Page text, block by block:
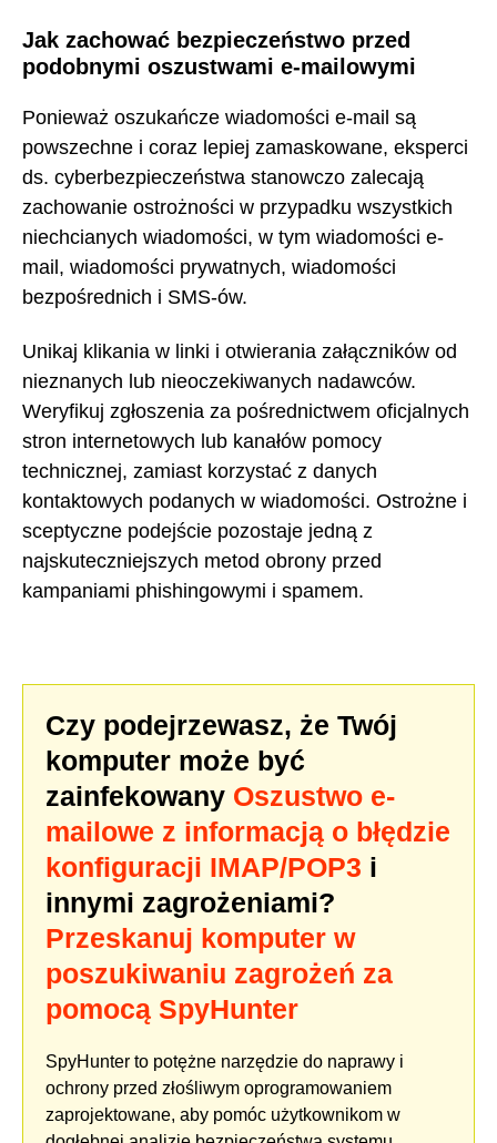
Jak zachować bezpieczeństwo przed
podobnymi oszustwami e-mailowymi
Ponieważ oszukańcze wiadomości e-mail są
powszechne i coraz lepiej zamaskowane, eksperci
ds. cyberbezpieczeństwa stanowczo zalecają
zachowanie ostrożności w przypadku wszystkich
niechcianych wiadomości, w tym wiadomości e-
mail, wiadomości prywatnych, wiadomości
bezpośrednich i SMS-ów.
Unikaj klikania w linki i otwierania załączników od
nieznanych lub nieoczekiwanych nadawców.
Weryfikuj zgłoszenia za pośrednictwem oficjalnych
stron internetowych lub kanałów pomocy
technicznej, zamiast korzystać z danych
kontaktowych podanych w wiadomości. Ostrożne i
sceptyczne podejście pozostaje jedną z
najskuteczniejszych metod obrony przed
kampaniami phishingowymi i spamem.
Czy podejrzewasz, że Twój
komputer może być
zainfekowany Oszustwo e-
mailowe z informacją o błędzie
konfiguracji IMAP/POP3 i
innymi zagrożeniami?
Przeskanuj komputer w
poszukiwaniu zagrożeń za
pomocą SpyHunter
SpyHunter to potężne narzędzie do naprawy i
ochrony przed złośliwym oprogramowaniem
zaprojektowane, aby pomóc użytkownikom w